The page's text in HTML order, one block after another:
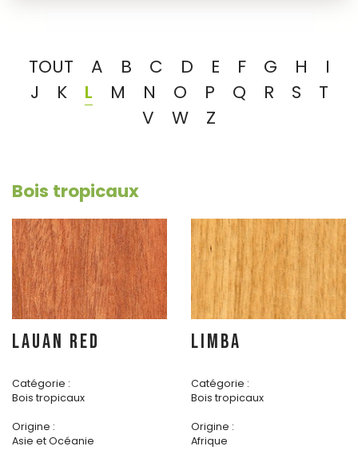
TOUT A B C D E F G H
I
J
K L M N O P Q R S
T
V
W Z
Bois tropicaux
LAUAN RED
Catégorie :
Bois tropicaux
Origine :
Asie et Océanie
LIMBA
Catégorie :
Bois tropicaux
Origine :
Afrique